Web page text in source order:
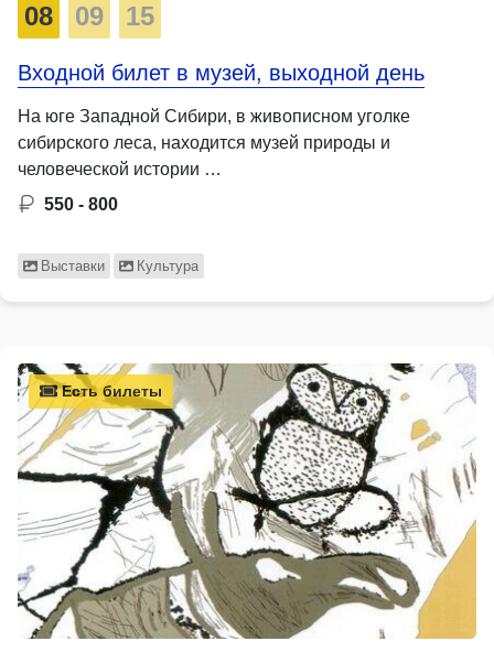
08 09 15
Входной билет в музей, выходной день
На юге Западной Сибири, в живописном уголке
сибирского леса, находится музей природы и
человеческой истории …
550 - 800
Выставки Культура
Есть билеты